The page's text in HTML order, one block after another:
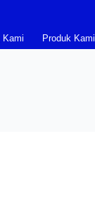
Kami Produk Kami